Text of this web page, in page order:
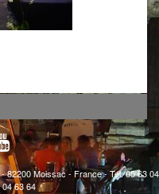
82200 Moissac - France - Tél. 05 63 04
63 64